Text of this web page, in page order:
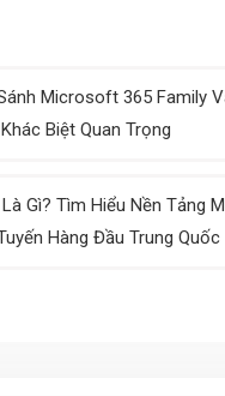
Microsoft 365 Family
Biệt Quan Trọng
Gì? Tìm Hiểu Nền Tảng
Hàng Đầu Trung Quốc